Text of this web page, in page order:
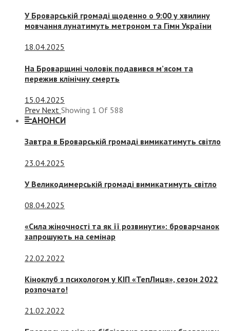
У Броварській громаді щоденно о 9:00 у хвилину
мовчання лунатимуть метроном та Гімн України
18.04.2025
На Броварщині чоловік подавився м’ясом та
пережив клінічну смерть
15.04.2025
Prev Next Showing 1 Of 588
АНОНСИ
Завтра в Броварській громаді вимикатимуть світло
23.04.2025
У Великодимерській громаді вимикатимуть світло
08.04.2025
«Сила жіночності та як її розвинути»: броварчанок
запрошують на семінар
22.02.2022
Кіноклуб з психологом у КІП «ТепЛиця», сезон 2022
розпочато!
21.02.2022